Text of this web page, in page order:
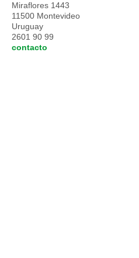
Miraflores 1443
11500 Montevideo
Uruguay
2601 90 99
contacto